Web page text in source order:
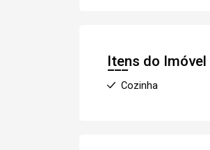
Itens do Imóvel
Cozinha